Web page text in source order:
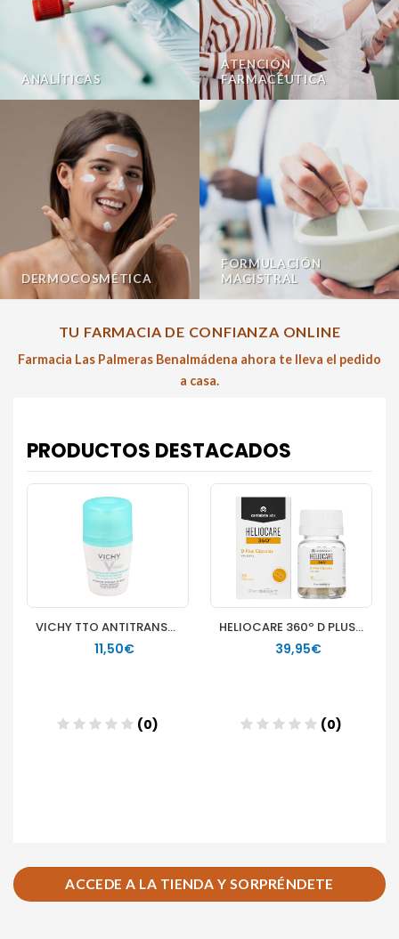
ANALÍTICAS
ATENCIÓN
FARMACÉUTICA
DERMOCOSMÉTICA
FORMULACIÓN
MAGISTRAL
TU FARMACIA DE CONFIANZA ONLINE
Farmacia Las Palmeras Benalmádena ahora te lleva el pedido
a casa.
ACCEDE A LA TIENDA Y SORPRÉNDETE